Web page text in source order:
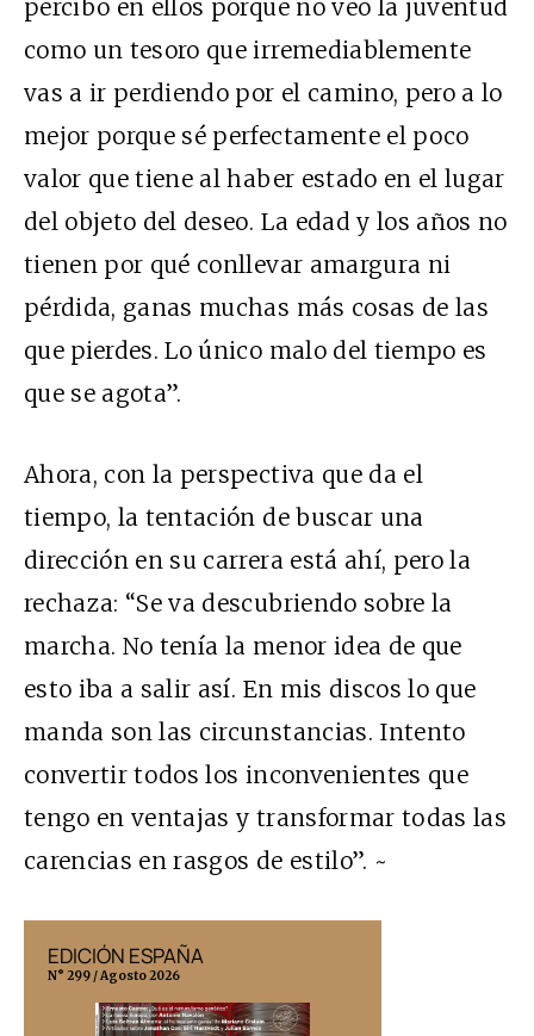
percibo en ellos porque no veo la juventud
como un tesoro que irremediablemente
vas a ir perdiendo por el camino, pero a lo
mejor porque sé perfectamente el poco
valor que tiene al haber estado en el lugar
del objeto del deseo. La edad y los años no
tienen por qué conllevar amargura ni
pérdida, ganas muchas más cosas de las
que pierdes. Lo único malo del tiempo es
que se agota”.
Ahora, con la perspectiva que da el
tiempo, la tentación de buscar una
dirección en su carrera está ahí, pero la
rechaza: “Se va descubriendo sobre la
marcha. No tenía la menor idea de que
esto iba a salir así. En mis discos lo que
manda son las circunstancias. Intento
convertir todos los inconvenientes que
tengo en ventajas y transformar todas las
carencias en rasgos de estilo”. ~
EDICIÓN ESPAÑA
N° 299 / Agosto 2026